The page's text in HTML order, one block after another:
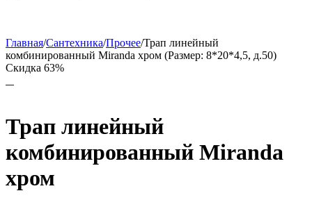
Главная/Сантехника/Прочее/Трап линейный
комбинированный Miranda хром (Размер: 8*20*4,5, д.50)
Скидка 63%
Трап линейный
комбинированный Miranda
хром